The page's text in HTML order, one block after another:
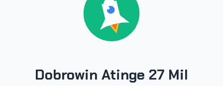
Dobrowin Atinge 27 Mil